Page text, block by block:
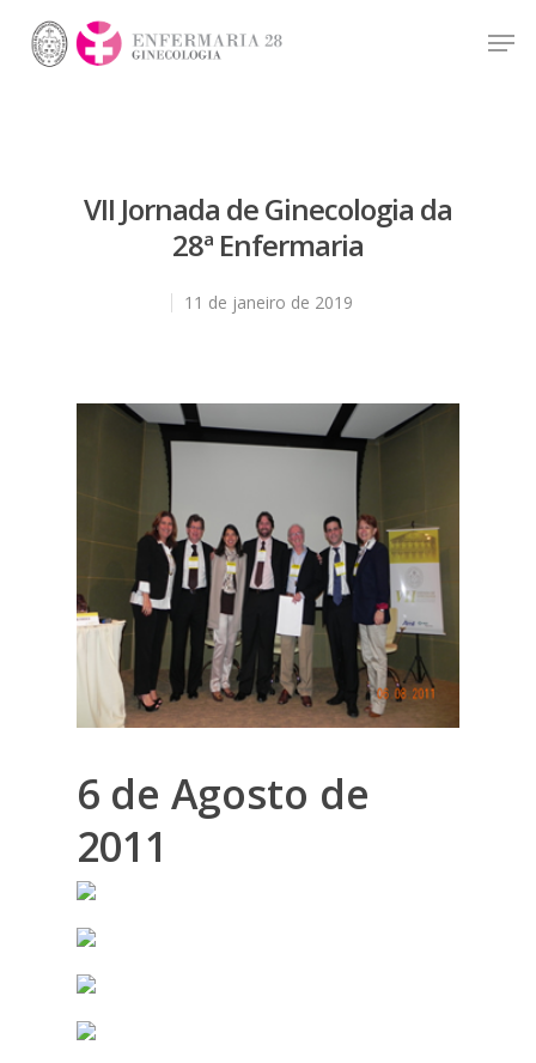
VII Jornada de Ginecologia da
28ª Enfermaria
11 de janeiro de 2019
6 de Agosto de
2011